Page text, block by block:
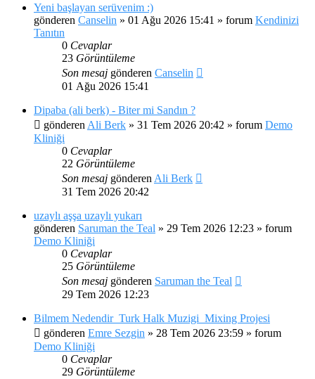
Yeni başlayan serüvenim :)
gönderen Canselin » 01 Ağu 2026 15:41 » forum Kendinizi
Tanıtın
0 Cevaplar
23 Görüntüleme
Son mesaj gönderen Canselin
01 Ağu 2026 15:41
Dipaba (ali berk) - Biter mi Sandın ?
gönderen Ali Berk » 31 Tem 2026 20:42 » forum Demo
Kliniği
0 Cevaplar
22 Görüntüleme
Son mesaj gönderen Ali Berk
31 Tem 2026 20:42
uzaylı aşşa uzaylı yukarı
gönderen Saruman the Teal » 29 Tem 2026 12:23 » forum
Demo Kliniği
0 Cevaplar
25 Görüntüleme
Son mesaj gönderen Saruman the Teal
29 Tem 2026 12:23
Bilmem Nedendir_Turk Halk Muzigi_Mixing Projesi
gönderen Emre Sezgin » 28 Tem 2026 23:59 » forum
Demo Kliniği
0 Cevaplar
29 Görüntüleme